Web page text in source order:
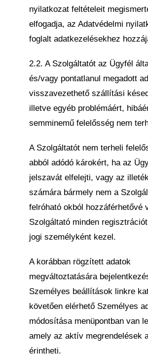
nyilatkozat feltételeit
elfogadja, az Adatvédelmi
foglalt adatkezelésekhez
2.2. A Szolgáltatót az Ügyfél
és/vagy pontatlanul megadott
visszavezethető szállítási
illetve egyéb problémáért,
semminemű felelősség nem
A Szolgáltatót nem terheli
abból adódó károkért, ha az
jelszavát elfelejti, vagy az
számára bármely nem a
felróható okból hozzáférhetővé
Szolgáltató minden
jogi személyként kezel.
A korábban rögzített adatok
megváltoztatására
Személyes beállítások linkre
követően elérhető Személyes
módosítása menüpontban van
amely az aktív megrendelések
érintheti.